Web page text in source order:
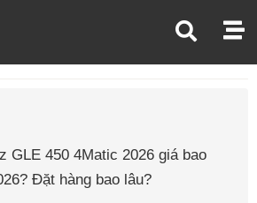
Giá Xe Ô Tô Mercedes Benz
GLE 450 4Matic 2026 giá bao
Đặt hàng bao lâu?